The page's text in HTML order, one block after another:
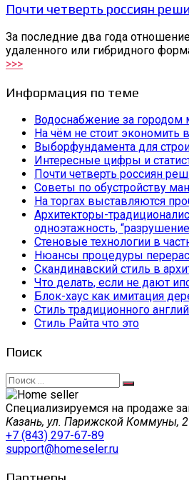
Почти четверть россиян
За последние два года
удаленного или гибридного
>>>
Информация по теме
Водоснабжение за
На чём не стоит экономить
Выборфундамента для
Интересные цифры и
Почти четверть россиян
Советы по обустройству
На торгах выставляются
Архитекторы-
одноэтажность,
Стеновые технологии в
Нюансы процедуры
Скандинавский стиль в
Что делать, если не дают
Блок-хаус как имитация
Стиль традиционного
Стиль Райта что это
Поиск
Искать:
Специализируемся на продаже
Казань, ул. Парижской Коммуны,
+7 (843) 297-67-89
support@homeseler.ru
Партнеры